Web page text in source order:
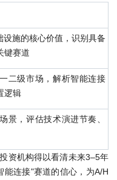
施的核心价值，识别具备
键赛道
二级市场，解析智能连接
逻辑
景，评估技术演进节奏、
资机构得以看清未来3–5年
能连接"赛道的信心，为A/H